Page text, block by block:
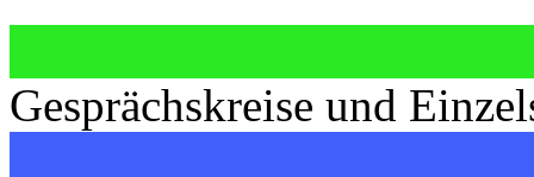
Gesprächskreise und